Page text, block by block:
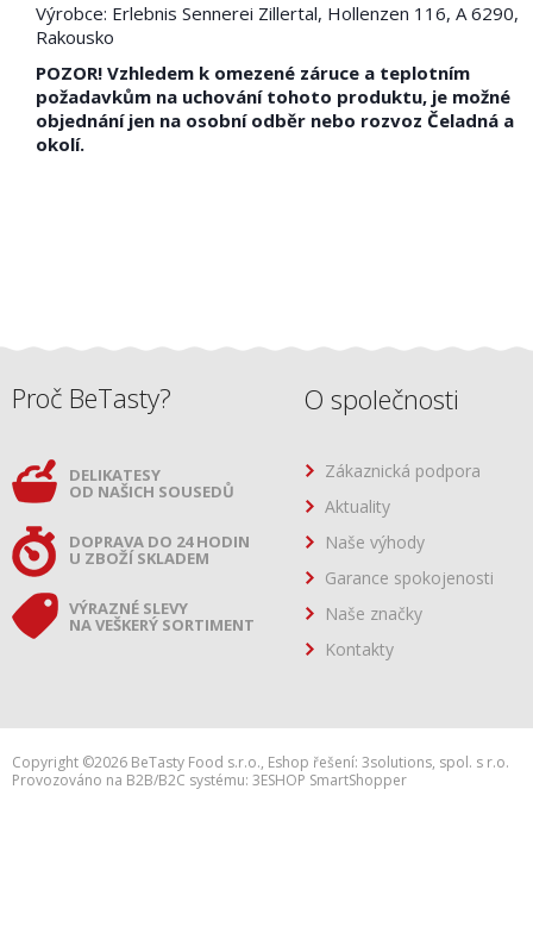
Výrobce: Erlebnis Sennerei Zillertal, Hollenzen 116, A 6290,
Rakousko
POZOR! Vzhledem k omezené záruce a teplotním
požadavkům na uchování tohoto produktu, je možné
objednání jen na osobní odběr nebo rozvoz Čeladná a
okolí.
Proč BeTasty?
DELIKATESY
OD NAŠICH SOUSEDŮ
DOPRAVA DO 24 HODIN
U ZBOŽÍ SKLADEM
VÝRAZNÉ SLEVY
NA VEŠKERÝ SORTIMENT
O společnosti
Zákaznická podpora
Aktuality
Naše výhody
Garance spokojenosti
Naše značky
Kontakty
Copyright ©2026 BeTasty Food s.r.o., Eshop řešení: 3solutions, spol. s r.o.
Provozováno na B2B/B2C systému: 3ESHOP SmartShopper